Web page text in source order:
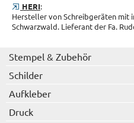
HERI:
Hersteller von Schreibgeräten mit
Schwarzwald. Lieferant der Fa.
Stempel & Zubehör
Schilder
Aufkleber
Druck